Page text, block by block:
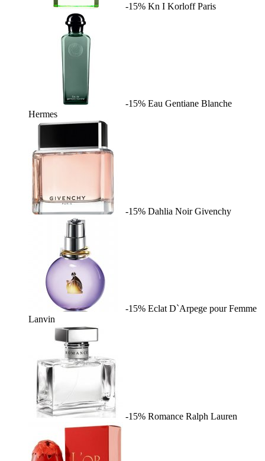
-15% Kn I Korloff Paris
-15% Eau Gentiane Blanche
Hermes
-15% Dahlia Noir Givenchy
-15% Eclat D`Arpege pour Femme
Lanvin
-15% Romance Ralph Lauren